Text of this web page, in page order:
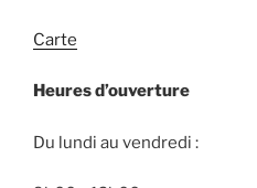
Carte
Heures d’ouverture
Du lundi au vendredi :